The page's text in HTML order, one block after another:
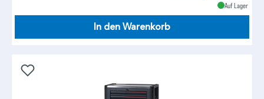
Auf Lager
In den Warenkorb